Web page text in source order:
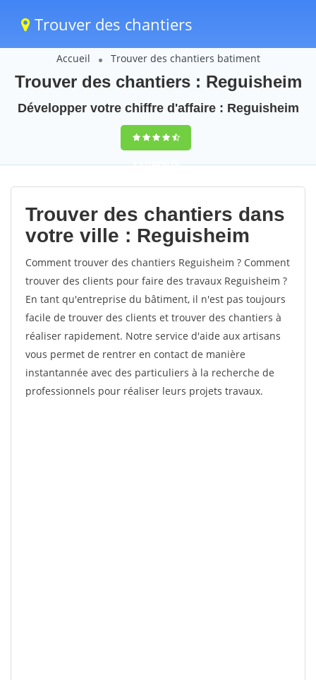
Trouver des chantiers
Accueil Trouver des chantiers batiment
Trouver des chantiers : Reguisheim
Développer votre chiffre d'affaire : Reguisheim
9,5(100%)70
votes
Trouver des chantiers dans
votre ville : Reguisheim
Comment trouver des chantiers Reguisheim ? Comment
trouver des clients pour faire des travaux Reguisheim ?
En tant qu'entreprise du bâtiment, il n'est pas toujours
facile de trouver des clients et trouver des chantiers à
réaliser rapidement. Notre service d'aide aux artisans
vous permet de rentrer en contact de manière
instantannée avec des particuliers à la recherche de
professionnels pour réaliser leurs projets travaux.